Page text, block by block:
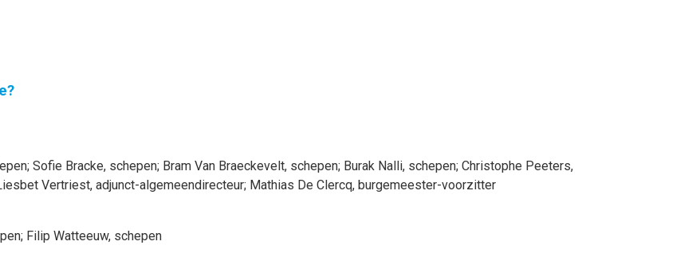
; Sofie Bracke, schepen; Bram Van Braeckevelt, schepen; Burak Nalli, schepen; Christophe Peeters,
Vertriest, adjunct-algemeendirecteur; Mathias De Clercq, burgemeester-voorzitter
; Filip Watteeuw, schepen